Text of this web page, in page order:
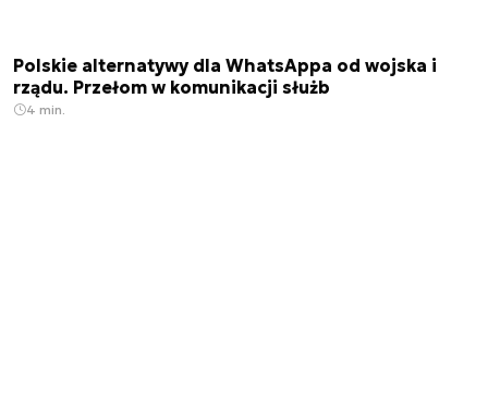
Polskie alternatywy dla WhatsAppa od wojska i
rządu. Przełom w komunikacji służb
4 min.